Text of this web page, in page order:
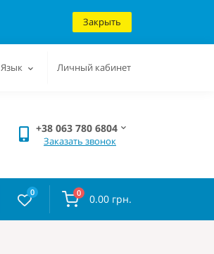
Закрыть
Язык Личный кабинет
+38 063 780 6804
Заказать звонок
0 0 0.00 грн.